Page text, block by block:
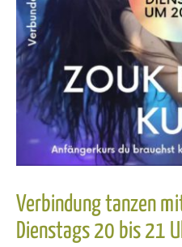
Verbindung tanzen
Dienstags 20 bis 21